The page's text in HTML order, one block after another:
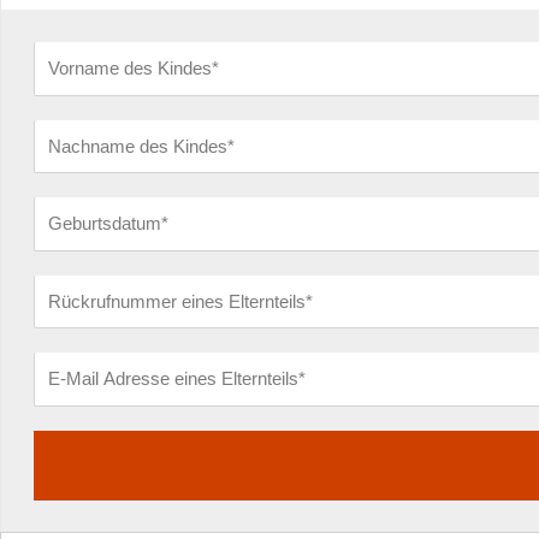
Vorname
des
Kindes
Nachname
des
Kindes
Geburtsdatum
Rückrufnummer
eines
Elternteils
E-
Mail